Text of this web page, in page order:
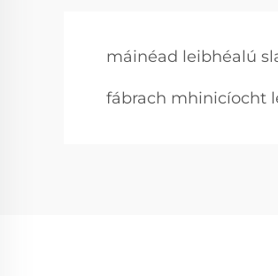
máinéad leibhéalú
fábrach mhinicíocht